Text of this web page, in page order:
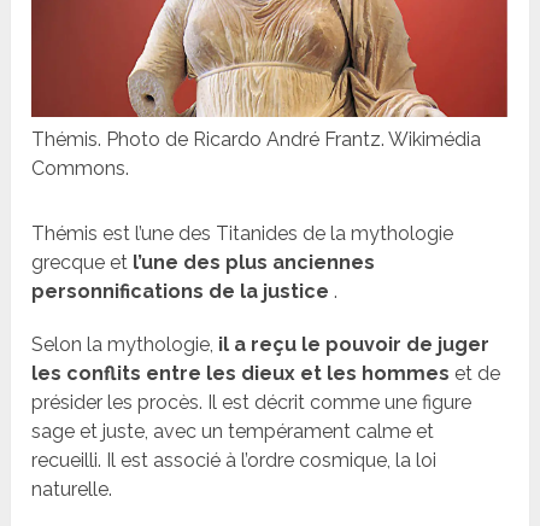
Thémis. Photo de Ricardo André Frantz. Wikimédia
Commons.
Thémis est l’une des Titanides de la mythologie
grecque et l’une des plus anciennes
personnifications de la justice .
Selon la mythologie, il a reçu le pouvoir de juger
les conflits entre les dieux et les hommes et de
présider les procès. Il est décrit comme une figure
sage et juste, avec un tempérament calme et
recueilli. Il est associé à l’ordre cosmique, la loi
naturelle.